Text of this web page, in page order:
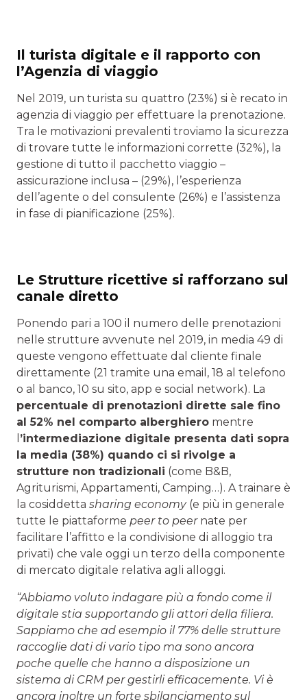
Il turista digitale e il rapporto con
l’Agenzia di viaggio
Nel 2019, un turista su quattro (23%) si è recato in
agenzia di viaggio per effettuare la prenotazione.
Tra le motivazioni prevalenti troviamo la sicurezza
di trovare tutte le informazioni corrette (32%), la
gestione di tutto il pacchetto viaggio –
assicurazione inclusa – (29%), l’esperienza
dell’agente o del consulente (26%) e l’assistenza
in fase di pianificazione (25%).
Le Strutture ricettive si rafforzano sul
canale diretto
Ponendo pari a 100 il numero delle prenotazioni
nelle strutture avvenute nel 2019, in media 49 di
queste vengono effettuate dal cliente finale
direttamente (21 tramite una email, 18 al telefono
o al banco, 10 su sito, app e social network). La
percentuale di prenotazioni dirette sale fino
al 52% nel comparto alberghiero mentre
’intermediazione digitale presenta dati sopra
la media (38%) quando ci si rivolge a
strutture non tradizionali (come B&B,
Agriturismi, Appartamenti, Camping…). A trainare è
la cosiddetta sharing economy(e più in generale
tutte le piattaforme peer to peernate per
facilitare l’affitto e la condivisione di alloggio tra
privati) che vale oggi un terzo della componente
di mercato digitale relativa agli alloggi.
“Abbiamo voluto indagare più a fondo come il
digitale stia supportando gli attori della filiera.
Sappiamo che ad esempio il 77% delle strutture
raccoglie dati di vario tipo ma sono ancora
poche quelle che hanno a disposizione un
sistema di CRM per gestirli efficacemente. Vi è
ancora inoltre un forte sbilanciamento sul